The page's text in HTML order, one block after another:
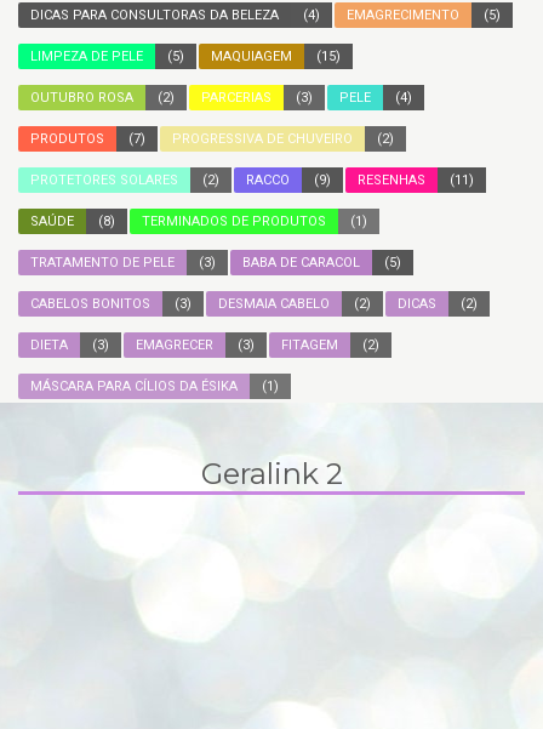
DICAS PARA CONSULTORAS DA BELEZA (4) EMAGRECIMENTO (5)
LIMPEZA DE PELE (5) MAQUIAGEM (15)
OUTUBRO ROSA (2) PARCERIAS (3) PELE (4)
PRODUTOS (7) PROGRESSIVA DE CHUVEIRO (2)
PROTETORES SOLARES (2) RACCO (9) RESENHAS (11)
SAÚDE (8) TERMINADOS DE PRODUTOS (1)
TRATAMENTO DE PELE (3) BABA DE CARACOL (5)
CABELOS BONITOS (3) DESMAIA CABELO (2) DICAS (2)
DIETA (3) EMAGRECER (3) FITAGEM (2)
MÁSCARA PARA CÍLIOS DA ÉSIKA (1)
Geralink 2